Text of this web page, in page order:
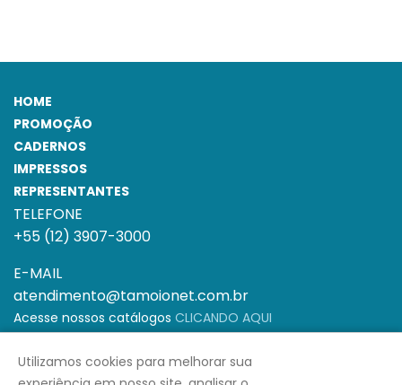
HOME
PROMOÇÃO
CADERNOS
IMPRESSOS
REPRESENTANTES
TELEFONE
+55 (12) 3907-3000
E-MAIL
atendimento@tamoionet.com.br
Acesse nossos catálogos CLICANDO AQUI
Horário de Funcionamento: Segunda à Sexta-
feira das 08h às 18h
Utilizamos cookies para melhorar sua